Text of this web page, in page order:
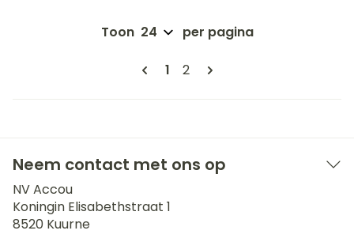
Pagina's
U lees momenteel pagina
1 Pagina
2
Toon per pagina
Neem contact met ons op
NV Accou
Koningin Elisabethstraat 1
8520 Kuurne